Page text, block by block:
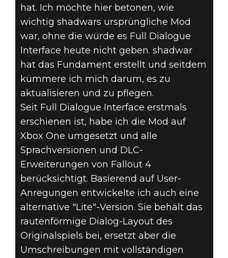
hat. Ich möchte hier betonen, wie
wichtig shadwars ursprüngliche Mod
war, ohne die würde es Full Dialogue
Interface heute nicht geben. shadwar
hat das Fundament erstellt und seitdem
kümmere ich mich darum, es zu
aktualisieren und zu pflegen.
Seit Full Dialogue Interface erstmals
erschienen ist, habe ich die Mod auf
Xbox One umgesetzt und alle
Sprachversionen und DLC-
Erweiterungen von Fallout 4
berücksichtigt. Basierend auf User-
Anregungen entwickelte ich auch eine
alternative "Lite"-Version. Sie behält das
rautenförmige Dialog-Layout des
Originalspiels bei, ersetzt aber die
Umschreibungen mit vollständigen